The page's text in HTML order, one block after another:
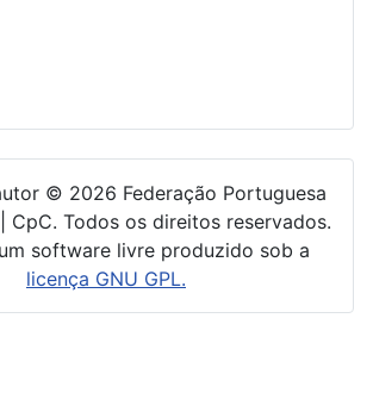
© 2026 Federação Portuguesa
CpC. Todos os direitos reservados.
software livre produzido sob a
licença GNU GPL.